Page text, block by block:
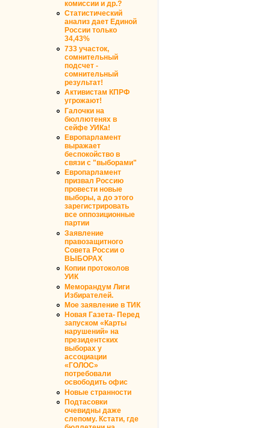
комиссии и др.?
Статистический
анализ дает Единой
России только
34,43%
733 участок,
сомнительный
подсчет -
сомнительный
результат!
Активистам КПРФ
угрожают!
Галочки на
бюллютенях в
сейфе УИКа!
Европарламент
выражает
беспокойство в
связи с "выборами"
Европарламент
призвал Россию
провести новые
выборы, а до этого
зарегистрировать
все оппозиционные
партии
Заявление
правозащитного
Совета России о
ВЫБОРАХ
Копии протоколов
УИК
Меморандум Лиги
Избирателей.
Мое заявление в ТИК
Новая Газета- Перед
запуском «Карты
нарушений» на
президентских
выборах у
ассоциации
«ГОЛОС»
потребовали
освободить офис
Новые странности
Подтасовки
очевидны даже
слепому. Кстати, где